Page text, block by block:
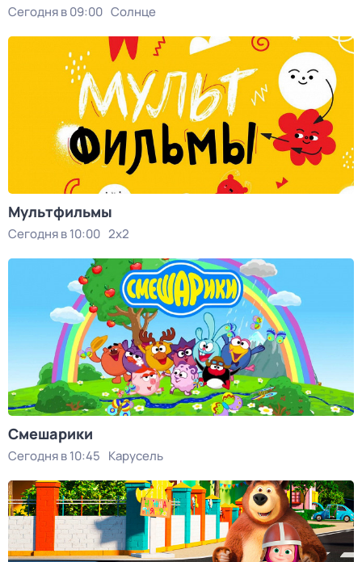
Сегодня в 09:00 Солнце
Мультфильмы
Сегодня в 10:00 2x2
Смешарики
Сегодня в 10:45 Карусель